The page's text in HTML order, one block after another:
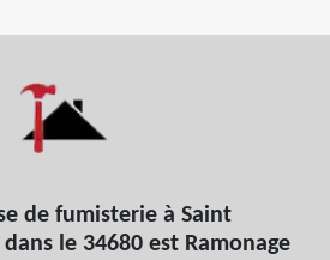
de fumisterie à Saint
le 34680 est Ramonage